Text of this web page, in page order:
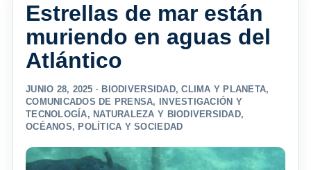
Estrellas de mar están
muriendo en aguas del
Atlántico
JUNIO 28, 2025 · BIODIVERSIDAD,CLIMA Y PLANETA,
COMUNICADOS DE PRENSA,
INVESTIGACIÓN Y
TECNOLOGÍA, NATURALEZA Y BIODIVERSIDAD,
OCÉANOS, POLÍTICA Y SOCIEDAD